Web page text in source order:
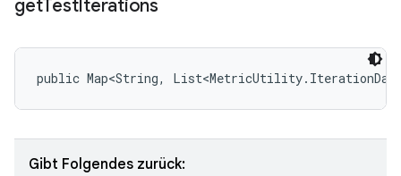
getTestIterations
public Map<String,
Gibt Folgendes zurück: